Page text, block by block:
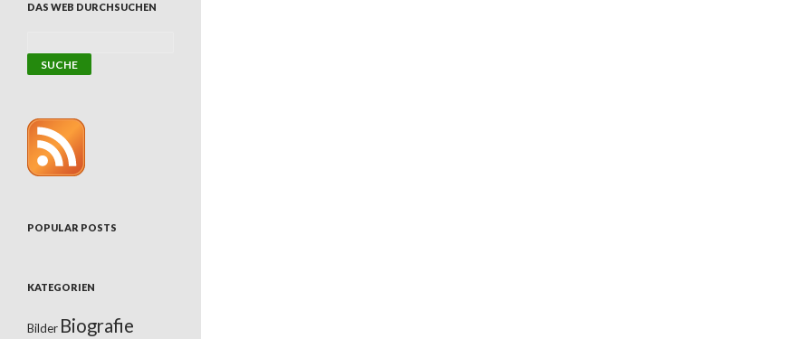
DAS WEB DURCHSUCHEN
POPULAR POSTS
KATEGORIEN
Bilder Biografie